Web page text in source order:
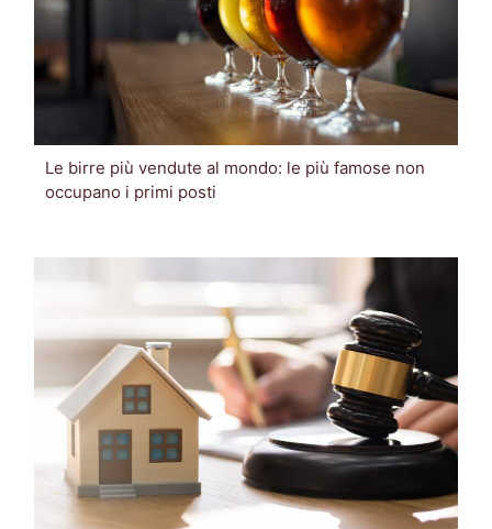
Le birre più vendute al mondo: le più famose non
occupano i primi posti